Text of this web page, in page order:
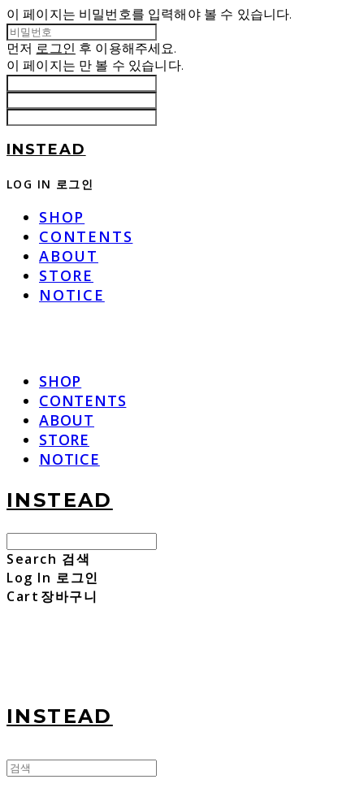
이 페이지는 비밀번호를 입력해야 볼 수 있습니다.
먼저 로그인 후 이용해주세요.
이 페이지는 만 볼 수 있습니다.
INSTEAD
LOG IN 로그인
SHOP
CONTENTS
ABOUT
STORE
NOTICE
SHOP
CONTENTS
ABOUT
STORE
NOTICE
INSTEAD
Search 검색
Log In 로그인
Cart 장바구니
INSTEAD